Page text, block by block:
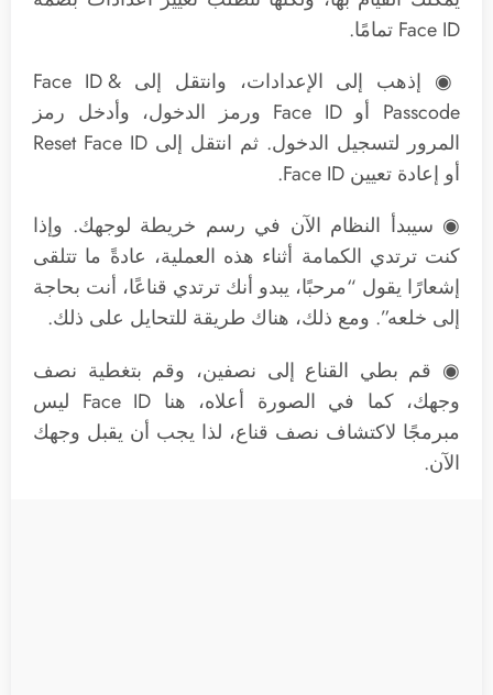
Face ID تمامًا.
◉ إذهب إلى الإعدادات، وانتقل إلى Face ID &
Passcode أو Face ID ورمز الدخول، وأدخل رمز
المرور لتسجيل الدخول. ثم انتقل إلى Reset Face ID
أو إعادة تعيين Face ID.
◉ سيبدأ النظام الآن في رسم خريطة لوجهك. وإذا
كنت ترتدي الكمامة أثناء هذه العملية، عادةً ما تتلقى
إشعارًا يقول “مرحبًا، يبدو أنك ترتدي قناعًا، أنت بحاجة
إلى خلعه”. ومع ذلك، هناك طريقة للتحايل على ذلك.
◉ قم بطي القناع إلى نصفين، وقم بتغطية نصف
وجهك، كما في الصورة أعلاه، هنا Face ID ليس
مبرمجًا لاكتشاف نصف قناع، لذا يجب أن يقبل وجهك
الآن.